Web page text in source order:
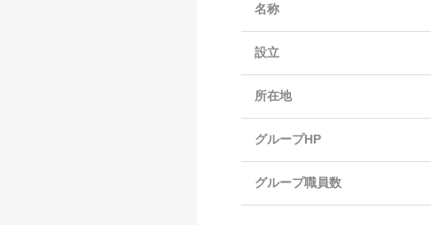
名称
設立
所在地
グループHP
グループ職員数